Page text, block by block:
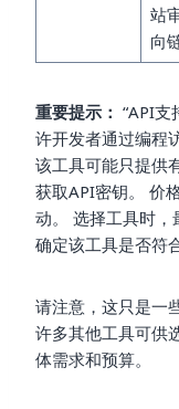
站
向
重要提示： “API支
许开发者通过编程
该工具可能只提供
获取API密钥。 价
动。 选择工具时，
确定该工具是否符
请注意，这只是一
许多其他工具可供
体需求和预算。